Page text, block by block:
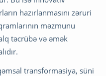
hazırlanmasını zəruri
məzmunu
təcrübə və əmək
transformasiya, süni